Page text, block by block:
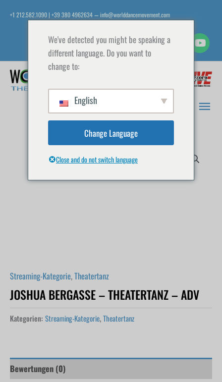
Inhalt+1 212.582.1090 | +39 380 4962634 — info@worlddancemovement.com
Streaming-Kategorie,Theatertanz
JOSHUA BERGASSE – THEATERTANZ – ADV
Kategorien: Streaming-Kategorie,Theatertanz
Bewertungen (0)
We've detected you might be speaking a
different language. Do you want to
change to:
English
Change Language
Close and do not switch language